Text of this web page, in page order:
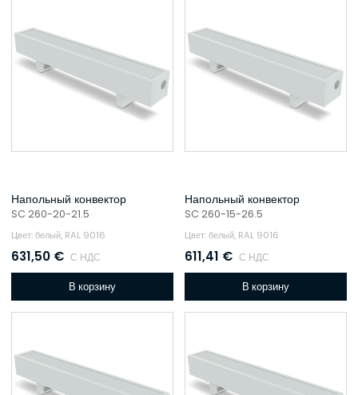
Напольный конвектор
SC 260-20-21.5
Цвет: белый, RAL 9016
631,50 € С НДС
В корзину
Напольный конвектор
SC 260-15-26.5
Цвет: белый, RAL 9016
611,41 € С НДС
В корзину